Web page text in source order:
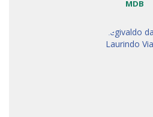
MDB